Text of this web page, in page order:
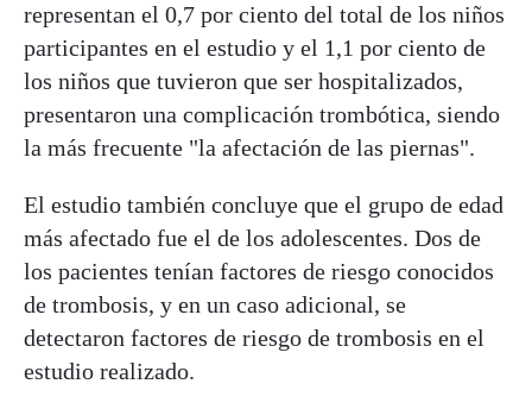
representan el 0,7 por ciento del total de los niños
participantes en el estudio y el 1,1 por ciento de
los niños que tuvieron que ser hospitalizados,
presentaron una complicación trombótica, siendo
la más frecuente "la afectación de las piernas".
El estudio también concluye que el grupo de edad
más afectado fue el de los adolescentes. Dos de
los pacientes tenían factores de riesgo conocidos
de trombosis, y en un caso adicional, se
detectaron factores de riesgo de trombosis en el
estudio realizado.